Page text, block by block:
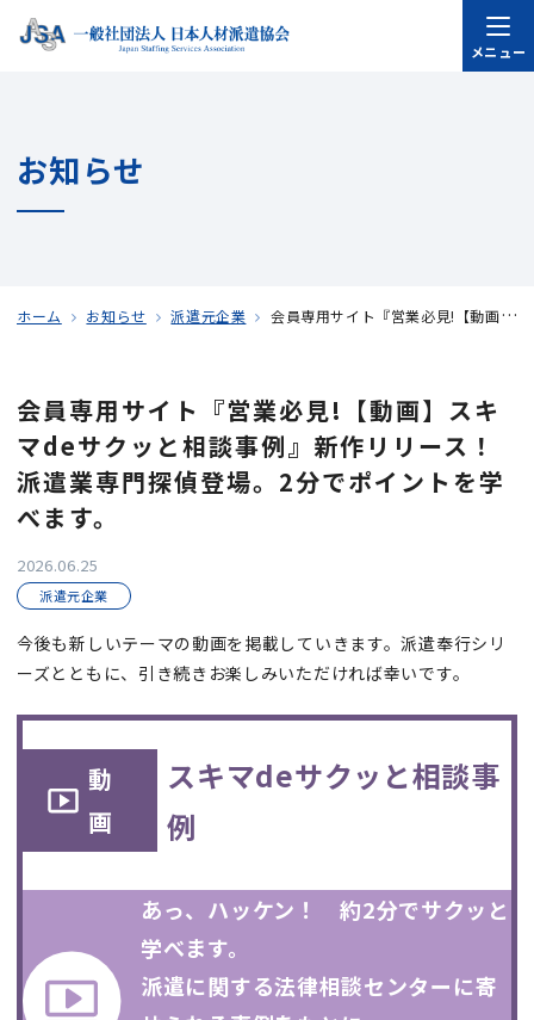
メニュー
お知らせ
ホーム お知らせ 派遣元企業 会員専用サイト『営業必見!【動画】スキマdeサクッと相談事例』新作リリース！派遣業専門探偵登場。2分でポイントを学べます。
会員専用サイト『営業必見!【動画】スキ
マdeサクッと相談事例』新作リリース！
派遣業専門探偵登場。2分でポイントを学
べます。
2026.06.25
派遣元企業
今後も新しいテーマの動画を掲載していきます。派遣奉行シリ
ーズとともに、引き続きお楽しみいただければ幸いです。
動
画
スキマdeサクッと相談事
例
あっ、ハッケン！ 約2分でサクッと
学べます。
派遣に関する法律相談センターに寄